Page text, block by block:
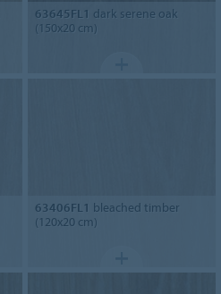
63645FL1 dark serene oak
(150x20 cm)
63406FL1 bleached timber
(120x20 cm)